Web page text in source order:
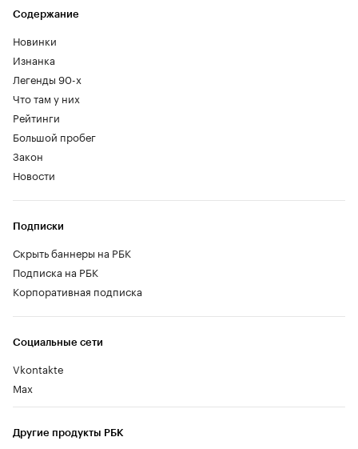
Содержание
Новинки
Изнанка
Легенды 90-х
Что там у них
Рейтинги
Большой пробег
Закон
Новости
Социальные сети
Vkontakte
Max
Другие продукты РБК
Подписки
Скрыть баннеры на РБК
Подписка на РБК
Корпоративная подписка